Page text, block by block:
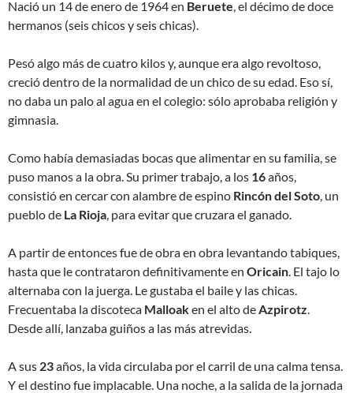
Nació un 14 de enero de 1964 en Beruete, el décimo de doce
hermanos (seis chicos y seis chicas).
Pesó algo más de cuatro kilos y, aunque era algo revoltoso,
creció dentro de la normalidad de un chico de su edad. Eso sí,
no daba un palo al agua en el colegio: sólo aprobaba religión y
gimnasia.
Como había demasiadas bocas que alimentar en su familia, se
puso manos a la obra. Su primer trabajo, a los 16años,
consistió en cercar con alambre de espino Rincón del Soto, un
pueblo de La Rioja, para evitar que cruzara el ganado.
A partir de entonces fue de obra en obra levantando tabiques,
hasta que le contrataron definitivamente en Oricain. El tajo lo
alternaba con la juerga. Le gustaba el baile y las chicas.
Frecuentaba la discoteca Malloaken el alto deAzpirotz.
Desde allí, lanzaba guiños a las más atrevidas.
A sus 23años, la vida circulaba por el carril de una calma tensa.
Y el destino fue implacable. Una noche, a la salida de la jornada